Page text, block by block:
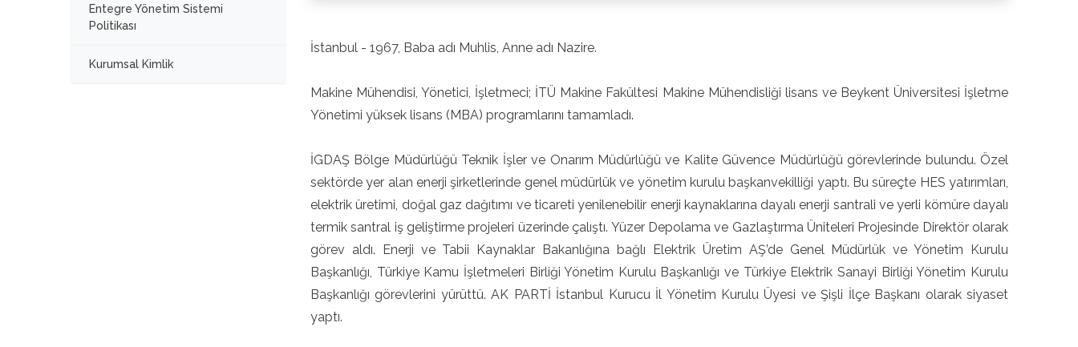
Entegre Yönetim Sistemi
Politikası
Kurumsal Kimlik
İstanbul - 1967, Baba adı Muhlis, Anne adı Nazire.
Makine Mühendisi, Yönetici, İşletmeci; İTÜ Makine Fakültesi Makine Mühendisliği lisans ve Beykent Üniversitesi İşletme
Yönetimi yüksek lisans (MBA) programlarını tamamladı.
İGDAŞ Bölge Müdürlüğü Teknik İşler ve Onarım Müdürlüğü ve Kalite Güvence Müdürlüğü görevlerinde bulundu. Özel
sektörde yer alan enerji şirketlerinde genel müdürlük ve yönetim kurulu başkanvekilliği yaptı. Bu süreçte HES yatırımları,
elektrik üretimi, doğal gaz dağıtımı ve ticareti yenilenebilir enerji kaynaklarına dayalı enerji santrali ve yerli kömüre dayalı
termik santral iş geliştirme projeleri üzerinde çalıştı. Yüzer Depolama ve Gazlaştırma Üniteleri Projesinde Direktör olarak
görev aldı. Enerji ve Tabii Kaynaklar Bakanlığına bağlı Elektrik Üretim AŞ’de Genel Müdürlük ve Yönetim Kurulu
Başkanlığı, Türkiye Kamu İşletmeleri Birliği Yönetim Kurulu Başkanlığı ve Türkiye Elektrik Sanayi Birliği Yönetim Kurulu
Başkanlığı görevlerini yürüttü. AK PARTİ İstanbul Kurucu İl Yönetim Kurulu Üyesi ve Şişli İlçe Başkanı olarak siyaset
yaptı.